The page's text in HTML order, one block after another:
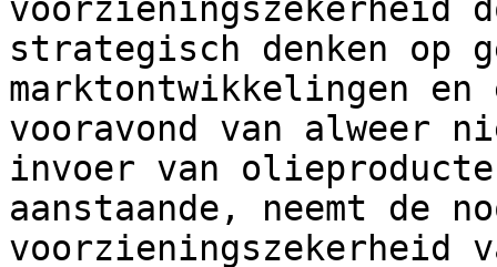
voorzieningszekerheid
strategisch denken op
marktontwikkelingen
vooravond van alweer
invoer van
aanstaande, neemt de
voorzieningszekerheid